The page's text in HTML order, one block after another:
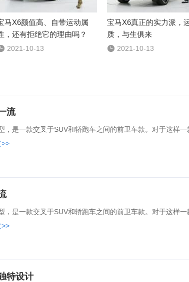
马X6颜值高、自带运动属
，还有拒绝它的理由吗？
2021-10-13
宝马X6真正的实力派，
质，与生俱来
 2021-10-13
流
，是一款交叉于SUV和轿跑车之间的前卫车款。对于这样一
>>
，是一款交叉于SUV和轿跑车之间的前卫车款。对于这样一
>>
特设计